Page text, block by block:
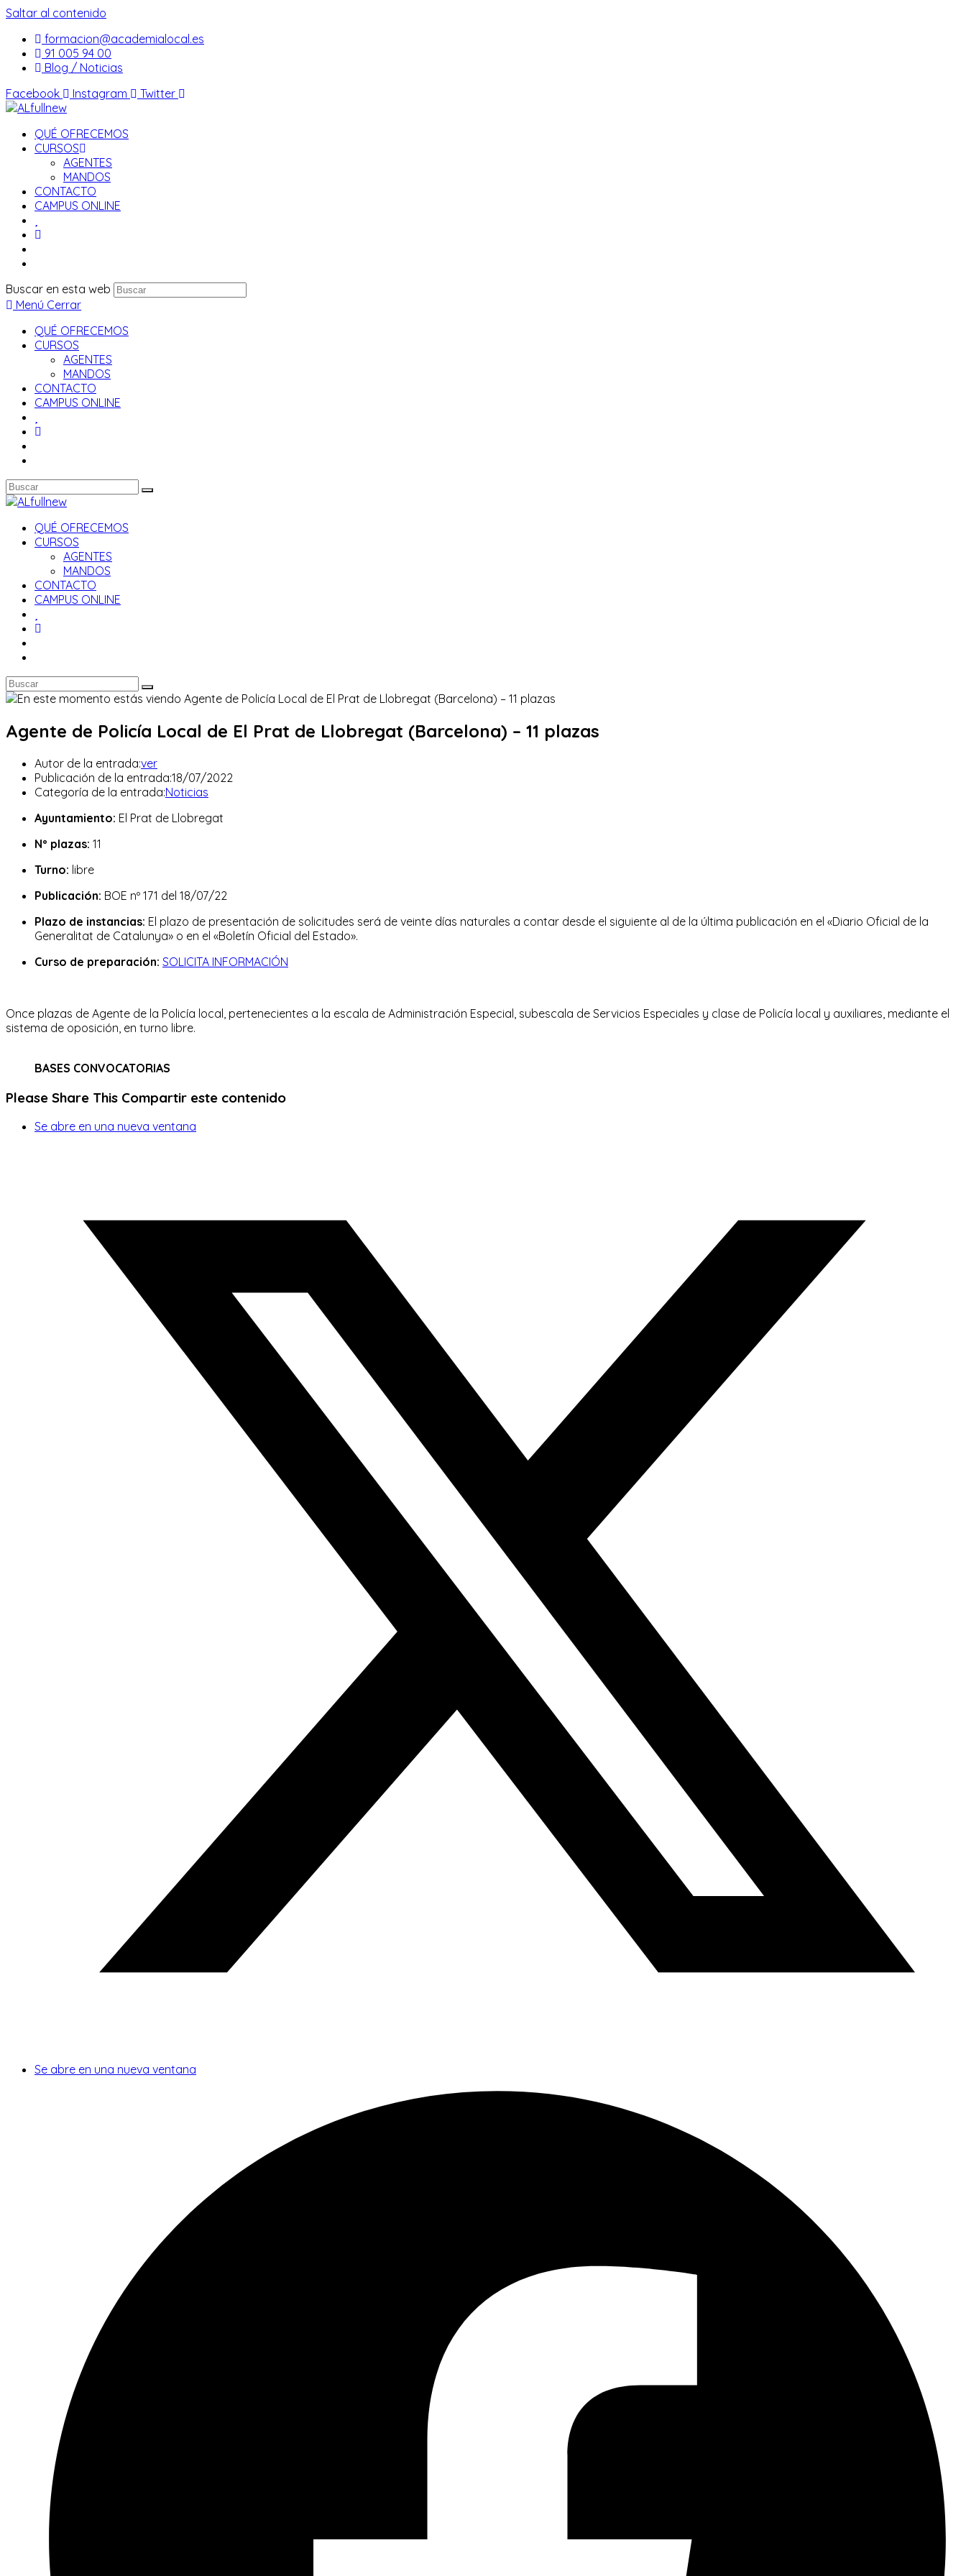
Saltar al contenido
formacion@academialocal.es
91 005 94 00
Blog / Noticias
Facebook
Instagram Twitter
QUÉ OFRECEMOS
CURSOS
AGENTES
MANDOS
CONTACTO
CAMPUS ONLINE
Buscar en esta web
Menú Cerrar
QUÉ OFRECEMOS
CURSOS
AGENTES
MANDOS
CONTACTO
CAMPUS ONLINE
QUÉ OFRECEMOS
CURSOS
AGENTES
MANDOS
CONTACTO
CAMPUS ONLINE
Agente de Policía Local de El Prat de Llobregat (Barcelona) – 11 plazas
Autor de la entrada:ver
Publicación de la entrada:18/07/2022
Categoría de la entrada:Noticias
Ayuntamiento: El Prat de Llobregat
Nº plazas: 11
Turno: libre
Publicación: BOE nº 171 del 18/07/22
Plazo de instancias: El plazo de presentación de solicitudes será de veinte días naturales a contar desde el siguiente al de la última publicación en el «Diario Oficial de la
Generalitat de Catalunya» o en el «Boletín Oficial del Estado».
Curso de preparación: SOLICITA INFORMACIÓN
Once plazas de Agente de la Policía local, pertenecientes a la escala de Administración Especial, subescala de Servicios Especiales y clase de Policía local y auxiliares, mediante el
sistema de oposición, en turno libre.
BASES CONVOCATORIAS
Please Share This Compartir este contenido
Se abre en una nueva ventana
Se abre en una nueva ventana